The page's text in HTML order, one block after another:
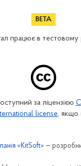
працює в тестовому
за ліцензією
license, якщо
«KitSoft» —